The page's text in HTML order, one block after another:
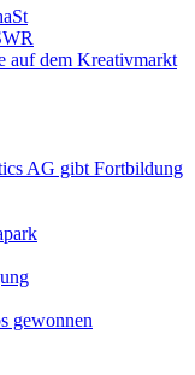
auf dem Kreativmarkt
AG gibt Fortbildung
gewonnen